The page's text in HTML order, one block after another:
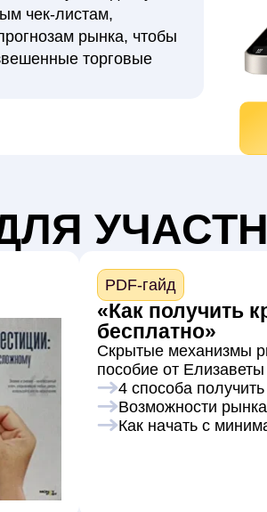
чек-листам,
рынка, чтобы
торговые
PDF-гайд
«Как получить
бесплатно»
Скрытые механизмы
пособие от
4 способа
Возможности
Как начать с